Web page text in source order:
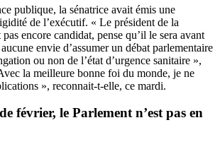
publique, la sénatrice avait émis une
de l’exécutif. « Le président de la
encore candidat, pense qu’il le sera avant
envie d’assumer un débat parlementaire
ou non de l’état d’urgence sanitaire »,
la meilleure bonne foi du monde, je ne
», reconnait-t-elle, ce mardi.
février, le Parlement n’est pas en